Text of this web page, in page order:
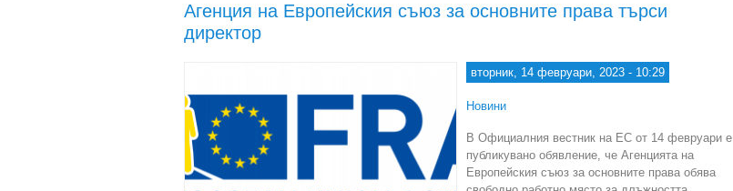
Агенция на Европейския съюз за основните права търси
директор
вторник, 14 февруари, 2023 - 10:29
Новини
В Официалния вестник на ЕС от 14 февруари е
публикувано обявление, че Агенцията на
Европейския съюз за основните права обява